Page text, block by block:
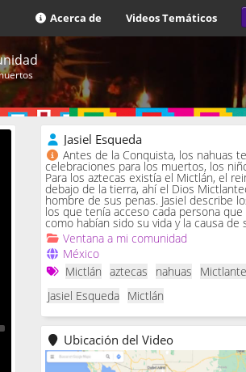
Acerca de Videos Temáticos
Jasiel Esqueda
Antes de la Conquista, los nahuas
celebraciones para los muertos, los
Para los aztecas existía el Mictlán, el
debajo de la tierra, ahí el Dios
hombre de sus penas. Jasiel describe
los que tenía acceso cada persona
como habían sido su vida y la causa de
Ventana a mi comunidad
México
Mictlán aztecas nahuas
Jasiel Esqueda Mictlán
Ubicación del Video